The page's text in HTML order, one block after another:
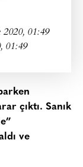
2020, 01:49
01:49
çıktı. Sanık
ve